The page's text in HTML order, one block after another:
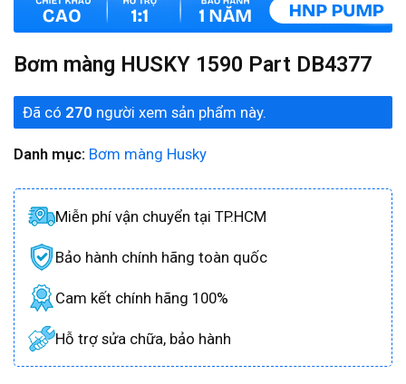
Bơm màng HUSKY 1590 Part DB4377
Đã có 270 người xem sản phẩm này.
Danh mục: Bơm màng Husky
Miễn phí vận chuyển tại TP.HCM
Bảo hành chính hãng toàn quốc
Cam kết chính hãng 100%
Hỗ trợ sửa chữa, bảo hành